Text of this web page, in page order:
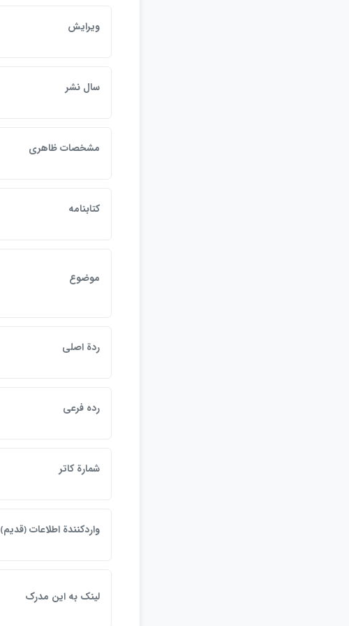
ويرايش
سال نشر
مشخصات ظاهري
كتابنامه
موضوع
ردة اصلي
رده فرعي
شمارة كاتر
واردكنندة اطلاعات ﴿قديم﴾
لينک به اين مدرک